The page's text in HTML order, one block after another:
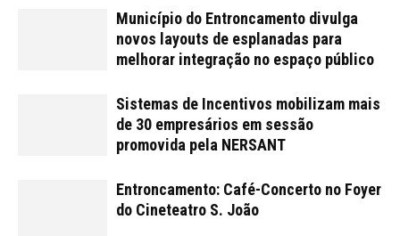
Município do Entroncamento divulga
novos layouts de esplanadas para
melhorar integração no espaço público
Sistemas de Incentivos mobilizam mais
de 30 empresários em sessão
promovida pela NERSANT
Entroncamento: Café-Concerto no Foyer
do Cineteatro S. João